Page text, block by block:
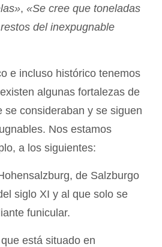
, «Se cree que toneladas
del inexpugnable
e incluso histórico tenemos
algunas fortalezas de
se consideraban y se siguen
Nos estamos
a los siguientes:
de Salzburgo
siglo XI y al que solo se
funicular.
está situado en